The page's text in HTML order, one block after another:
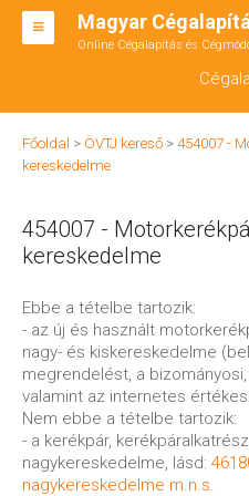
Magyar
Online Cégalapítás és
BT ALAPÍTÁS
RT ALAPÍTÁS
ÁTALAKULÁS
ENGEDÉLYKÖTELES
KAPCSOLAT
IRODÁK
Főoldal > ÖVTJ kereső > 454007 -
kereskedelme
454007 -
kereskedelme
Ebbe a tételbe tartozik:
- az új és használt
nagy- és kiskereskedelme
megrendelést, a
valamint az internetes
Nem ebbe a tételbe tartozik:
- a kerékpár,
nagykereskedelme, lásd:
nagykereskedelme m.n.s.